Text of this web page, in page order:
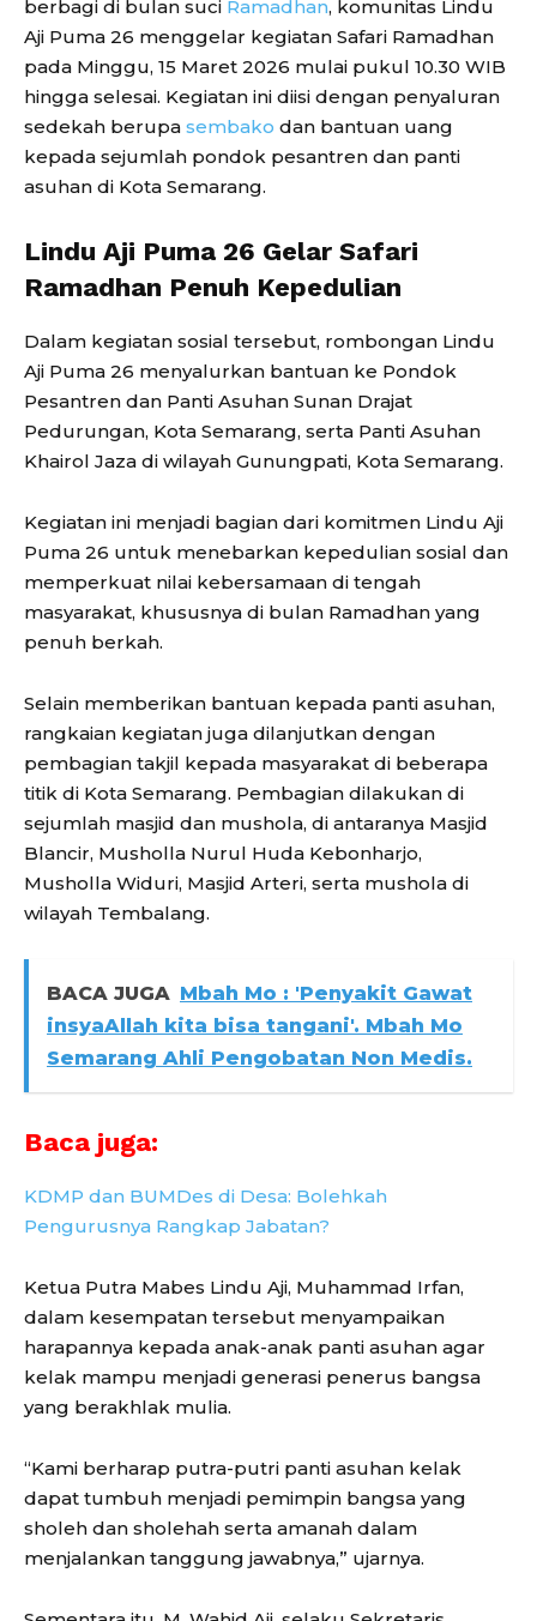
berbagi di bulan suci Ramadhan, komunitas Lindu
Aji Puma 26 menggelar kegiatan Safari Ramadhan
pada Minggu, 15 Maret 2026 mulai pukul 10.30 WIB
hingga selesai. Kegiatan ini diisi dengan penyaluran
sedekah berupa sembako dan bantuan uang
kepada sejumlah pondok pesantren dan panti
asuhan di Kota Semarang.
Lindu Aji Puma 26 Gelar Safari
Ramadhan Penuh Kepedulian
Dalam kegiatan sosial tersebut, rombongan Lindu
Aji Puma 26 menyalurkan bantuan ke Pondok
Pesantren dan Panti Asuhan Sunan Drajat
Pedurungan, Kota Semarang, serta Panti Asuhan
Khairol Jaza di wilayah Gunungpati, Kota Semarang.
Kegiatan ini menjadi bagian dari komitmen Lindu Aji
Puma 26 untuk menebarkan kepedulian sosial dan
memperkuat nilai kebersamaan di tengah
masyarakat, khususnya di bulan Ramadhan yang
penuh berkah.
Selain memberikan bantuan kepada panti asuhan,
rangkaian kegiatan juga dilanjutkan dengan
pembagian takjil kepada masyarakat di beberapa
titik di Kota Semarang. Pembagian dilakukan di
sejumlah masjid dan mushola, di antaranya Masjid
Blancir, Musholla Nurul Huda Kebonharjo,
Musholla Widuri, Masjid Arteri, serta mushola di
wilayah Tembalang.
BACA JUGA Mbah Mo : 'Penyakit Gawat
insyaAllah kita bisa tangani'. Mbah Mo
Semarang Ahli Pengobatan Non Medis.
Baca juga:
KDMP dan BUMDes di Desa: Bolehkah
Pengurusnya Rangkap Jabatan?
Ketua Putra Mabes Lindu Aji, Muhammad Irfan,
dalam kesempatan tersebut menyampaikan
harapannya kepada anak-anak panti asuhan agar
kelak mampu menjadi generasi penerus bangsa
yang berakhlak mulia.
“Kami berharap putra-putri panti asuhan kelak
dapat tumbuh menjadi pemimpin bangsa yang
sholeh dan sholehah serta amanah dalam
menjalankan tanggung jawabnya,” ujarnya.